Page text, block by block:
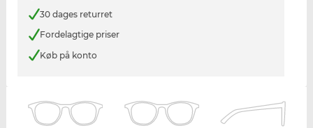
30 dages returret
Fordelagtige priser
Køb på konto